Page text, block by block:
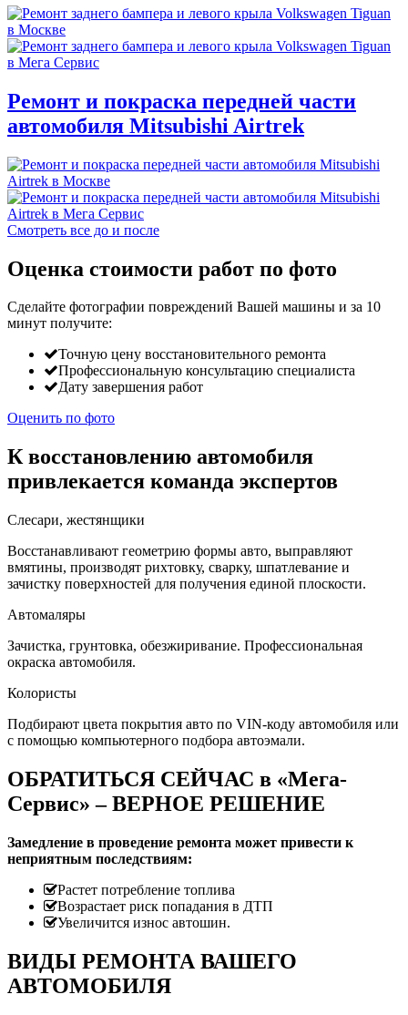
Ремонт и покраска передней части
автомобиля Mitsubishi Airtrek
Смотреть все до и после
Оценка стоимости работ по фото
Сделайте фотографии повреждений Вашей машины и за 10
минут получите:
Точную цену восстановительного ремонта
Профессиональную консультацию специалиста
Дату завершения работ
Оценить по фото
К восстановлению автомобиля
привлекается команда экспертов
Слесари, жестянщики
Восстанавливают геометрию формы авто, выправляют
вмятины, производят рихтовку, сварку, шпатлевание и
зачистку поверхностей для получения единой плоскости.
Автомаляры
Зачистка, грунтовка, обезжиривание. Профессиональная
окраска автомобиля.
Колористы
Подбирают цвета покрытия авто по VIN-коду автомобиля или
с помощью компьютерного подбора автоэмали.
ОБРАТИТЬСЯ СЕЙЧАС в «Мега-
Сервис» – ВЕРНОЕ РЕШЕНИЕ
Замедление в проведение ремонта может привести к
неприятным последствиям:
Растет потребление топлива
Возрастает риск попадания в ДТП
Увеличится износ автошин.
ВИДЫ РЕМОНТА ВАШЕГО
АВТОМОБИЛЯ